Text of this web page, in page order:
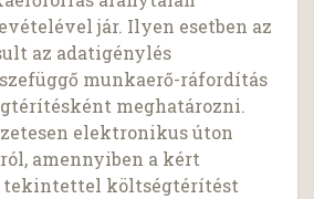
jár. Ilyen esetben az
az adatigénylés
munkaerő-ráfordítás
meghatározni.
elektronikus úton
amennyiben a kért
tekintettel költségtérítést